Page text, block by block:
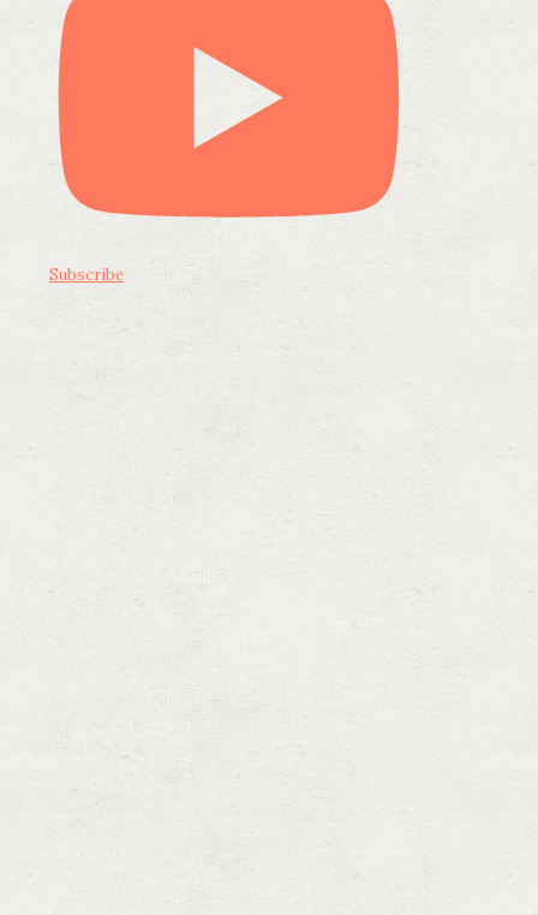
Subscribe